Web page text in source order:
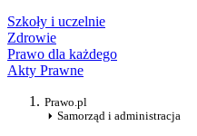
Szkoły i uczelnie
Zdrowie
Prawo dla każdego
Akty Prawne
Prawo.pl
Samorząd i administracja